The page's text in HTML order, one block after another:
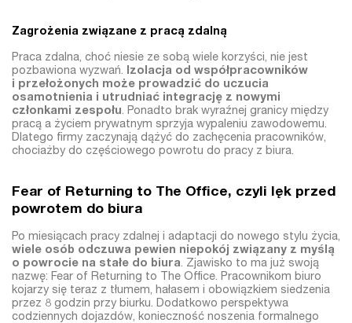
Zagrożenia związane z pracą zdalną
Praca zdalna, choć niesie ze sobą wiele korzyści, nie jest
pozbawiona wyzwań. Izolacja od współpracowników
i przełożonych może prowadzić do uczucia
osamotnienia i utrudniać integrację z nowymi
członkami zespołu. Ponadto brak wyraźnej granicy między
pracą a życiem prywatnym sprzyja wypaleniu zawodowemu.
Dlatego firmy zaczynają dążyć do zachęcenia pracowników,
chociażby do częściowego powrotu do pracy z biura.
Fear of Returning to The Office, czyli lęk przed
powrotem do biura
Po miesiącach pracy zdalnej i adaptacji do nowego stylu życia,
wiele osób odczuwa pewien niepokój związany z myślą
o powrocie na stałe do biura. Zjawisko to ma już swoją
nazwę: Fear of Returning to The Office. Pracownikom biuro
kojarzy się teraz z tłumem, hałasem i obowiązkiem siedzenia
przez 8 godzin przy biurku. Dodatkowo perspektywa
codziennych dojazdów, konieczność noszenia formalnego